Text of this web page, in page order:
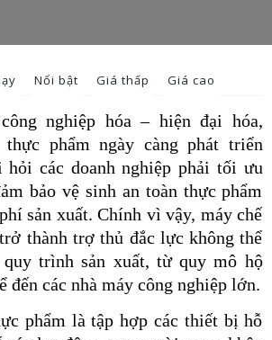
Nổi bật Giá thấp Giá cao
nghiệp hóa – hiện đại hóa,
thực phẩm ngày càng phát triển
hỏi các doanh nghiệp phải tối ưu
bảo vệ sinh an toàn thực phẩm
sản xuất. Chính vì vậy, máy chế
thành trợ thủ đắc lực không thể
trình sản xuất, từ quy mô hộ
đến các nhà máy công nghiệp lớn.
phẩm là tập hợp các thiết bị hỗ